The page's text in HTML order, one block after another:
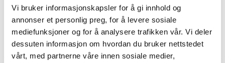
Vi bruker informasjonskapsler for å gi innhold og
annonser et personlig preg, for å levere sosiale
mediefunksjoner og for å analysere trafikken vår. Vi deler
dessuten informasjon om hvordan du bruker nettstedet
vårt, med partnerne våre innen sosiale medier,
FLUXON Digital multimeter - Penntyp
Vi introducerar Fluxon Digital Multimeter - det perfekta
verktyget för både underhå..
mer info